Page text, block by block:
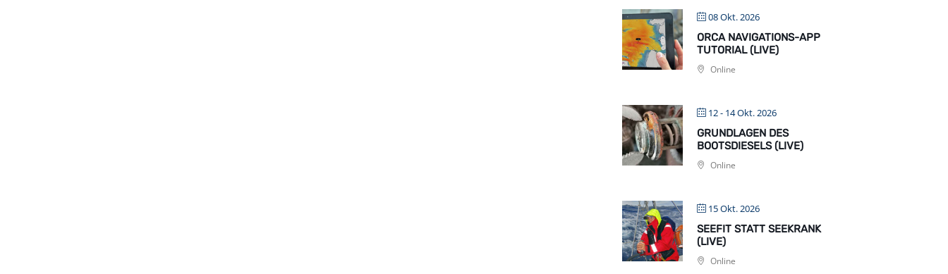
08 Okt. 2026
ORCA NAVIGATIONS-APP
TUTORIAL (LIVE)
Online
12 - 14 Okt. 2026
GRUNDLAGEN DES
BOOTSDIESELS (LIVE)
Online
15 Okt. 2026
SEEFIT STATT SEEKRANK
(LIVE)
Online